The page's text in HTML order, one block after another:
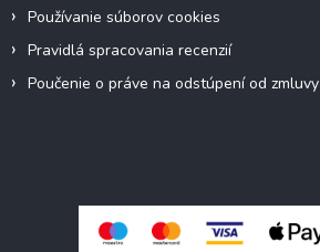
Používanie súborov cookies
Pravidlá spracovania recenzií
Poučenie o práve na odstúpení od zmluvy